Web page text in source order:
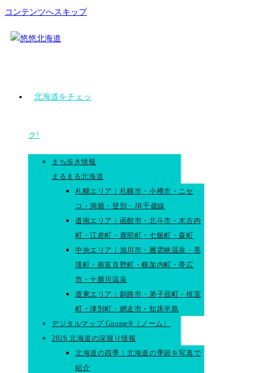
コンテンツへスキップ
北海道をチェッ
ク!
まち歩き情報
まるまる北海道
札幌エリア｜札幌市・小樽市・ニセ
コ・洞爺・登別・JR千歳線
道南エリア｜函館市・北斗市・木古内
町・江差町・鹿部町・七飯町・森町
中央エリア｜旭川市・層雲峡温泉・美
瑛町・南富良野町・幌加内町・帯広
市・十勝川温泉
道東エリア｜釧路市・弟子屈町・根室
町・津別町・網走市・知床半島
デジタルマップ Gnome®（ノーム）
2026 北海道の深堀り情報
北海道の四季｜北海道の季節を写真で
紹介